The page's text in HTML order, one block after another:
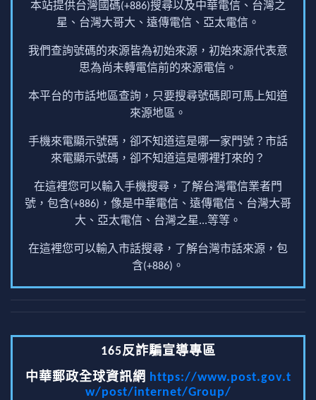
本站提供台灣國碼(+886)搜尋以及中華電信、台灣之
星、台灣大哥大、遠傳電信、亞太電信。
我們查詢號碼的來源皆為初始來源，初始來源代表意
思為尚未轉電信前的來源電信。
本平台的市話地區查詢，只要搜尋號碼即可馬上知道
來源地區。
手機來電顯示號碼，卻不知道這是哪一家門號？市話
來電顯示號碼，卻不知道這是哪裡打來的？
在這裡您可以輸入手機搜尋，了解台灣電信業者門
號，包含(+886)，像是中華電信、遠傳電信、台灣大哥
大、亞太電信、台灣之星...等等。
在這裡您可以輸入市話搜尋，了解台灣市話來源，包
含(+886)。
165反詐騙宣導專區
中華郵政全球資訊網 https://www.post.gov.t
w/post/internet/Group/